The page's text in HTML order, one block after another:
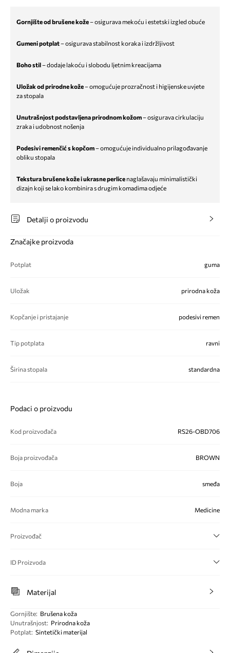
Gornjište od brušene kože– osigurava mekoću i estetski izgled obuće
Gumeni potplat– osigurava stabilnost koraka i izdržljivost
Boho stil– dodaje lakoću i slobodu ljetnim kreacijama
Uložak od prirodne kože– omogućuje prozračnost i higijenske uvjete
za stopala
Unutrašnjost podstavljena prirodnom kožom– osigurava cirkulaciju
zraka i udobnost nošenja
Podesivi remenčić s kopčom– omogućuje individualno prilagođavanje
obliku stopala
Tekstura brušene kože i ukrasne perlice naglašavaju minimalistički
dizajn koji se lako kombinira s drugim komadima odjeće
Detalji o proizvodu
Značajke proizvoda
Potplat guma
Uložak prirodna koža
Kopčanje i pristajanje podesivi remen
Tip potplata ravni
Širina stopala standardna
Podaci o proizvodu
Kod proizvođača RS26-OBD706
Boja proizvođača BROWN
Boja smeđa
Modna marka Medicine
Proizvođač
ID Proizvoda
Materijal
Gornjište: Brušena koža
Unutrašnjost: Prirodna koža
Potplat: Sintetički materijal